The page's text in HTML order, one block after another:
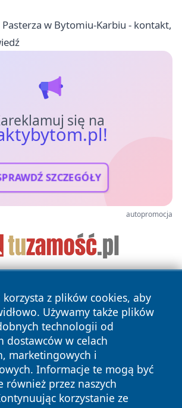
w Bytomiu-Karbiu - kontakt,
się na
SZCZEGÓŁY
autopromocja
korzysta z plików cookies, aby
Używamy także plików
technologii od
dostawców w celach
marketingowych i
Informacje te mogą być
również przez naszych
korzystanie ze
Wszystkie prawa zastrzeżone.
Polityka
Polityka